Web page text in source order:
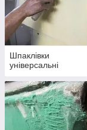
Шпаклівки
універсальні